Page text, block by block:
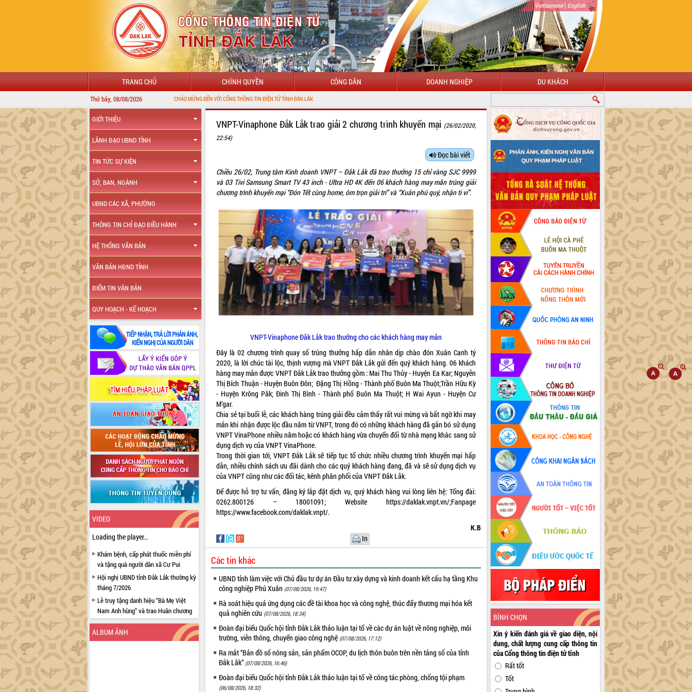
Vietnamese| English
TRANG CHỦ CHÍNH QUYỀN CÔNG DÂN DOANH NGHIỆP DU KHÁCH
Thứ bảy, 08/08/2026 CHÀO MỪNG ĐẾN VỚI CỔNG THÔNG TIN ĐIỆN TỬ TỈNH ĐẮK LẮK
GIỚI THIỆU
LÃNH ĐẠO UBND TỈNH
TIN TỨC SỰ KIỆN
SỞ, BAN, NGÀNH
UBND CÁC XÃ, PHƯỜNG
THÔNG TIN CHỈ ĐẠO ĐIỀU HÀNH
HỆ THỐNG VĂN BẢN
VĂN BẢN HĐND TỈNH
ĐIỂM TIN VĂN BẢN
QUY HOẠCH - KẾ HOẠCH
VIDEO
Loading the player...
Khám bệnh, cấp phát thuốc miễn phí
và tặng quà người dân xã Cư Pui
Hội nghị UBND tỉnh Đắk Lắk thường kỳ
tháng 7/2026
Lễ truy tặng danh hiệu “Bà Mẹ Việt
Nam Anh hùng” và trao Huân chương
Lao động
UBND tỉnh Đắk Lắk triển khai nhiệm
vụ 6 tháng cuối năm 2026
ALBUM ẢNH
VNPT-Vinaphone Đắk Lắk trao giải 2 chương trình khuyến mại (26/02/2020,
22:54)
Đọc bài viết
Chiều 26/02, Trung tâm Kinh doanh VNPT – Đắk Lắk đã trao thưởng 15 chỉ vàng SJC 9999
và 03 Tivi Samsung Smart TV 43 inch - Ultra HD 4K đến 06 khách hàng may mắn trúng giải
chương trình khuyến mại “Đón Tết cùng home, ôm trọn giải trí” và “Xuân phú quý, nhận ti vi”.
VNPT-Vinaphone Đắk Lắk trao thưởng cho các khách hàng may mắn
Đây là 02 chương trình quay số trúng thưởng hấp dẫn nhân dịp chào đón Xuân Canh tý
2020, là lời chúc tài lộc, thịnh vượng mà VNPT Đắk Lắk gửi đến quý khách hàng. 06 khách
hàng may mắn được VNPT Đắk Lắk trao thưởng gồm : Mai Thu Thủy - Huyện Ea Kar; Nguyễn
Thị Bích Thuận - Huyện Buôn Đôn; Đặng Thị Hồng - Thành phố Buôn Ma Thuột;Trần Hữu Kỳ
- Huyện Krông Pắk; Đinh Thị Bình - Thành phố Buôn Ma Thuột; H Wai Ayun - Huyện Cư
M’gar.
Chia sẻ tại buổi lễ, các khách hàng trúng giải đều cảm thấy rất vui mừng và bất ngờ khi may
mắn khi nhận được lộc đầu năm từ VNPT, trong đó có những khách hàng đã gắn bó sử dụng
VNPT VinaPhone nhiều năm hoặc có khách hàng vừa chuyển đổi từ nhà mạng khác sang sử
dụng dịch vụ của VNPT VinaPhone.
Trong thời gian tới, VNPT Đắk Lắk sẽ tiếp tục tổ chức nhiều chương trình khuyến mại hấp
dẫn, nhiều chính sách ưu đãi dành cho các quý khách hàng đang, đã và sẽ sử dụng dịch vụ
của VNPT cũng như các đối tác, kênh phân phối của VNPT Đắk Lắk.
Để được hỗ trợ tư vấn, đăng ký lắp đặt dịch vụ, quý khách hàng vui lòng liên hệ: Tổng đài:
0262.800126 – 18001091; Website https://daklak.vnpt.vn/;Fanpage
https://www.facebook.com/daklak.vnpt/.
K.B
In
Các tin khác
UBND tỉnh làm việc với Chủ đầu tư dự án Đầu tư xây dựng và kinh doanh kết cấu hạ tầng Khu
công nghiệp Phú Xuân (07/08/2026, 19:47)
Rà soát hiệu quả ứng dụng các đề tài khoa học và công nghệ, thúc đẩy thương mại hóa kết
quả nghiên cứu (07/08/2026, 18:34)
Đoàn đại biểu Quốc hội tỉnh Đắk Lắk thảo luận tại tổ về các dự án luật về nông nghiệp, môi
trường, viễn thông, chuyển giao công nghệ (07/08/2026, 17:12)
Ra mắt “Bản đồ số nông sản, sản phẩm OCOP, du lịch thôn buôn trên nền tảng số của tỉnh
Đắk Lắk” (07/08/2026, 16:46)
Đoàn đại biểu Quốc hội tỉnh Đắk Lắk thảo luận tại tổ về công tác phòng, chống tội phạm
(06/08/2026, 18:32)
BÌNH CHỌN
Xin ý kiến đánh giá về giao diện, nội
dung, chất lượng cung cấp thông tin
của Cổng thông tin điện tử tỉnh
Rất tốt
Tốt